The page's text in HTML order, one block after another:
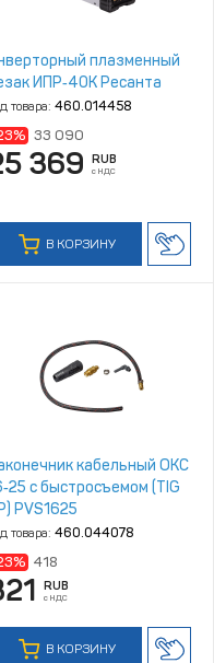
плазменный
ИПР‑40К Ресанта
товара: 460.014458
33 090
369 RUB
с НДС
В КОРЗИНУ
кабельный ОКС
с быстросъемом (TIG
PVS1625
товара: 460.044078
418
RUB
с НДС
В КОРЗИНУ